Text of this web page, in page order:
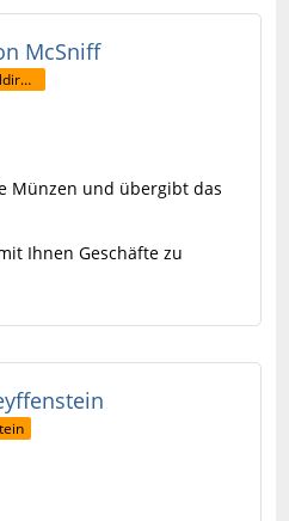
McSniff
ehemaliger Generaldirektor
Münzen und übergibt das
Ihnen Geschäfte zu